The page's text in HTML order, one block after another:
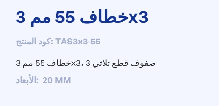
خطاف 55 مم 3x3
كود المنتج: TAS3x3-55
خطاف 55 مم 3x3، 3 صفوف قطع ثلاثي
الأبعاد: 20 MM